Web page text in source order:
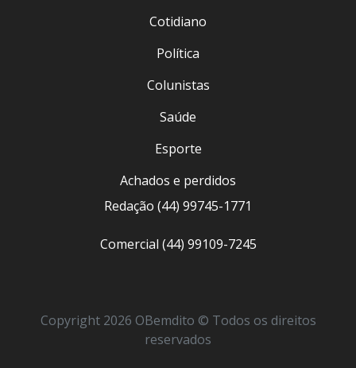
Cotidiano
Política
Colunistas
Saúde
Esporte
Achados e perdidos
Redação (44) 99745-1771
Comercial (44) 99109-7245
Copyright 2026 OBemdito © Todos os direitos
reservados